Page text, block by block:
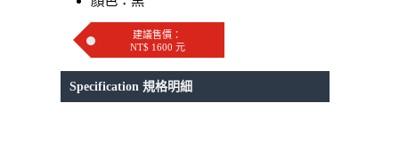
建議售價：
NT$ 1600 元
Specification 規格明細